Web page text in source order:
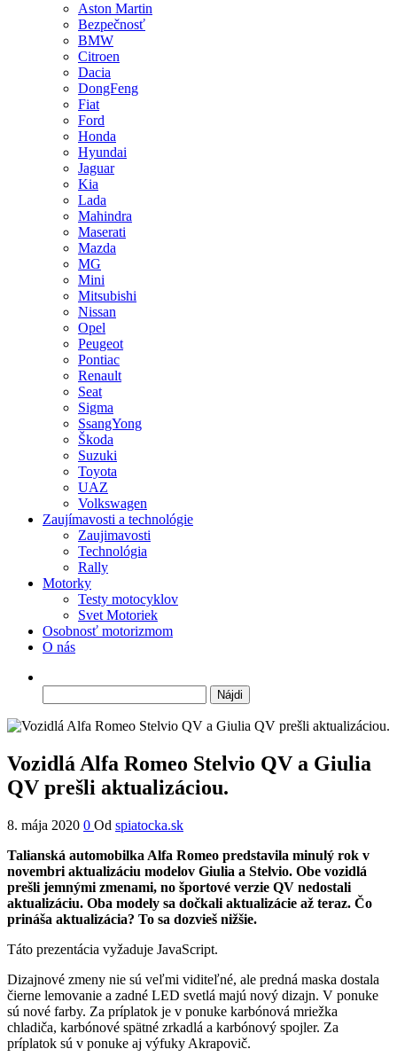
Aston Martin
Bezpečnosť
BMW
Citroen
Dacia
DongFeng
Fiat
Ford
Honda
Hyundai
Jaguar
Kia
Lada
Mahindra
Maserati
Mazda
MG
Mini
Mitsubishi
Nissan
Opel
Peugeot
Pontiac
Renault
Seat
Sigma
SsangYong
Škoda
Suzuki
Toyota
UAZ
Volkswagen
Zaujímavosti a technológie
Zaujimavosti
Technológia
Rally
Motorky
Testy motocyklov
Svet Motoriek
Osobnosť motorizmom
O nás
Vozidlá Alfa Romeo Stelvio QV a Giulia
QV prešli aktualizáciou.
8. mája 2020 0 Od spiatocka.sk
Talianská automobilka Alfa Romeo predstavila minulý rok v
novembri aktualizáciu modelov Giulia a Stelvio. Obe vozidlá
prešli jemnými zmenami, no športové verzie QV nedostali
aktualizáciu. Oba modely sa dočkali aktualizácie až teraz. Čo
prináša aktualizácia? To sa dozvieš nižšie.
Táto prezentácia vyžaduje JavaScript.
Dizajnové zmeny nie sú veľmi viditeľné, ale predná maska dostala
čierne lemovanie a zadné LED svetlá majú nový dizajn. V ponuke
sú nové farby. Za príplatok je v ponuke karbónová mriežka
chladiča, karbónové spätné zrkadlá a karbónový spojler. Za
príplatok sú v ponuke aj výfuky Akrapovič.